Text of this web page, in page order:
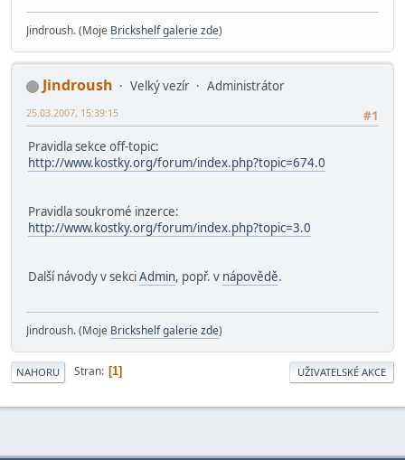
Jindroush. (Moje Brickshelf galerie zde)
Jindroush Velký vezír
Administrátor
#1
25.03.2007, 15:39:15
Pravidla sekce off-topic:
http://www.kostky.org/forum/index.php?topic=674.0
Pravidla soukromé inzerce:
http://www.kostky.org/forum/index.php?topic=3.0
Další návody v sekciAdmin, popř. v nápovědě.
Jindroush. (Moje Brickshelf galerie zde)
NAHORU Stran 1 UŽIVATELSKÉ AKCE